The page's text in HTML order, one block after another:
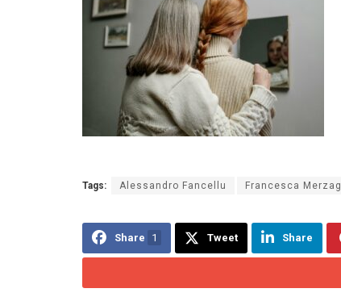
Tags: Alessandro Fancellu Francesca
Share 1 Tweet Share